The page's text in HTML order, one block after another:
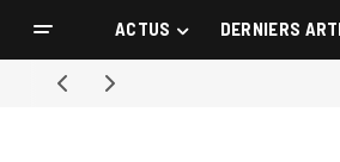
ACTUS DERNIERS